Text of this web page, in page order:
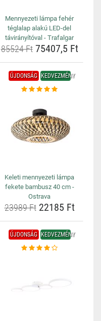
Mennyezeti lámpa fehér
téglalap alakú LED-del
távirányítóval - Trafalgar
85524 Ft75407,5 Ft
ÚJDONSÁG KEDVEZMÉNY
Keleti mennyezeti lámpa
fekete bambusz 40 cm -
Ostrava
23989 Ft22185 Ft
ÚJDONSÁG KEDVEZMÉNY